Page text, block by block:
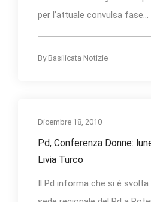
per l’attuale convulsa fase...
By Basilicata Notizie
Dicembre 18, 2010
Pd, Conferenza Donne:
Livia Turco
Il Pd informa che si è